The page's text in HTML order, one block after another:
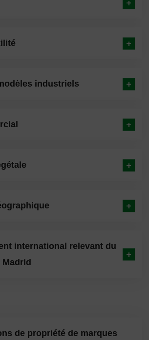
industriels
international relevant du
de propriété de marques